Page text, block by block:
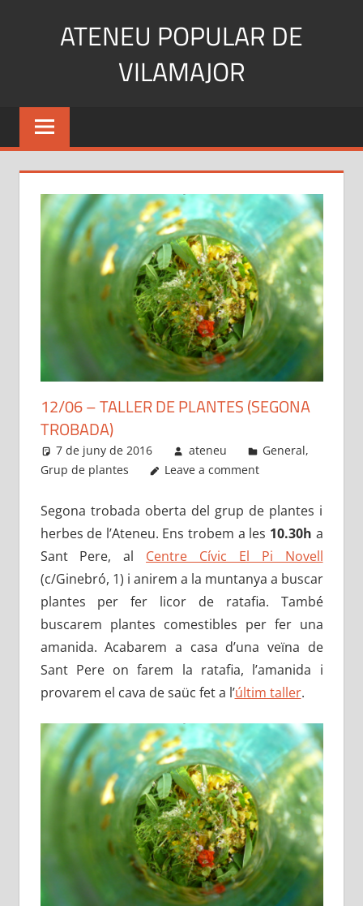
ATENEU POPULAR DE
VILAMAJOR
12/06 – TALLER DE PLANTES (SEGONA
TROBADA)
7 de juny de 2016 ateneu General,
Grup de plantes
Leave a comment
Segona trobada oberta del grup de plantes i
herbes de l’Ateneu. Ens trobem a les 10.30h a
Sant Pere, al Centre Cívic El Pi Novell
(c/Ginebró, 1) i anirem a la muntanya a buscar
plantes per fer licor de ratafia. També
buscarem plantes comestibles per fer una
amanida. Acabarem a casa d’una veïna de
Sant Pere on farem la ratafia, l’amanida i
provarem el cava de saüc fet a l’últim taller.